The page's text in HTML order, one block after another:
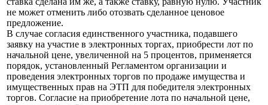
не может отменить либо отозвать сделанное ценовое
предложение.
В случае согласия единственного участника, подавшего
заявку на участие в электронных торгах, приобрести лот по
начальной цене, увеличенной на 5 процентов, применяется
порядок, установленный Регламентом организации и
проведения электронных торгов по продаже имущества и
имущественных прав на ЭТП для победителя электронных
торгов. Согласие на приобретение лота по начальной цене,